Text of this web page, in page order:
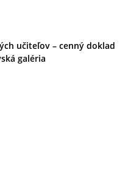
učiteľov – cenný doklad
galéria